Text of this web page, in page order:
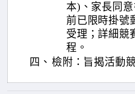
本)、家長同
前已限時掛號
受理；詳細競
程。
四、 檢附：旨揭活動